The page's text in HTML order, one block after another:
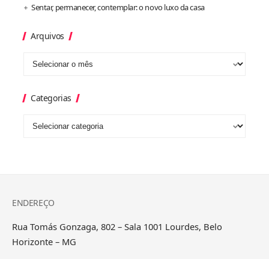
Sentar, permanecer, contemplar: o novo luxo da casa
Arquivos
Categorias
ENDEREÇO
Rua Tomás Gonzaga, 802 – Sala 1001 Lourdes, Belo
Horizonte – MG